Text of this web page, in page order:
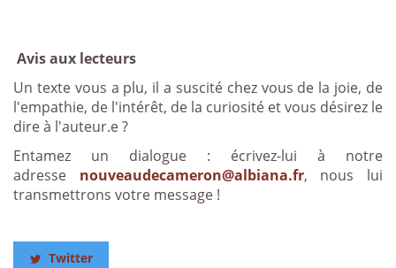
Avis aux lecteurs
Un texte vous a plu, il a suscité chez vous de la joie, de
l'empathie, de l'intérêt, de la curiosité et vous désirez le
dire à l'auteur.e ?
Entamez un dialogue : écrivez-lui à notre
adresse nouveaudecameron@albiana.fr, nous lui
transmettrons votre message !
Twitter